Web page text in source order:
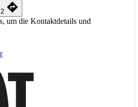
um die Kontaktdetails und